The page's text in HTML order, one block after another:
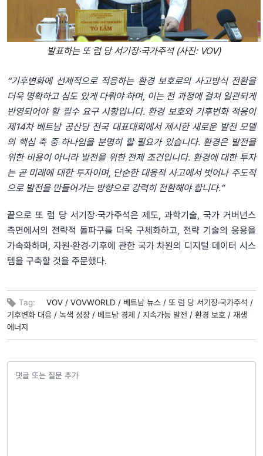
발표하는 또 럼 당 서기장‧국가주석 (사진: VOV)
“기후변화에 선제적으로 적응하는 환경 보호로의 사고방식 전환을
더욱 명확하고 심도 있게 다뤄야 하며, 이는 전 과정에 걸쳐 일관되게
반영되어야 할 필수 요구 사항입니다. 환경 보호와 기후변화 적응이
제14차 베트남 공산당 전국 대표대회에서 제시한 새로운 발전 모델
의 핵심 축 중 하나임을 분명히 할 필요가 있습니다. 환경은 발전을
위한 비용이 아니라 발전을 위한 전제 조건입니다. 환경에 대한 투자
는 곧 미래에 대한 투자이며, 단순한 대응적 사고에서 벗어나 주도적
으로 발전을 만들어가는 방향으로 강력히 전환해야 합니다.”
끝으로 또 럼 당 서기장‧국가주석은 제도, 과학기술, 국가 거버넌스
측면에서의 전략적 돌파구를 더욱 구체화하고, 전략 기술의 응용을
가속화하며, 자원·환경·기후에 관한 국가 차원의 디지털 데이터 시스
템을 구축할 것을 주문했다.
Tag: VOV / VOVWORLD / 베트남 뉴스 / 또 럼 당 서기장‧국가주석 /
기후변화 대응 / 녹색 성장 / 베트남 경제 / 지속가능 발전 / 환경 보호 / 재생
에너지